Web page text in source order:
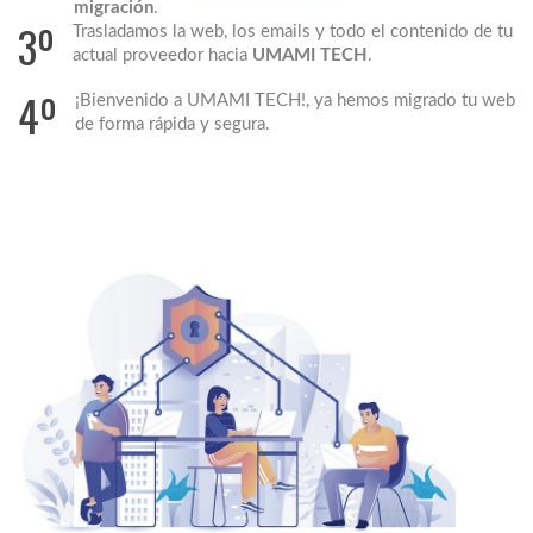
migración.
3º
Trasladamos la web, los emails y todo el contenido de tu
actual proveedor hacia UMAMI TECH .
4º
¡Bienvenido a UMAMI TECH!, ya hemos migrado tu web
de forma rápida y segura.